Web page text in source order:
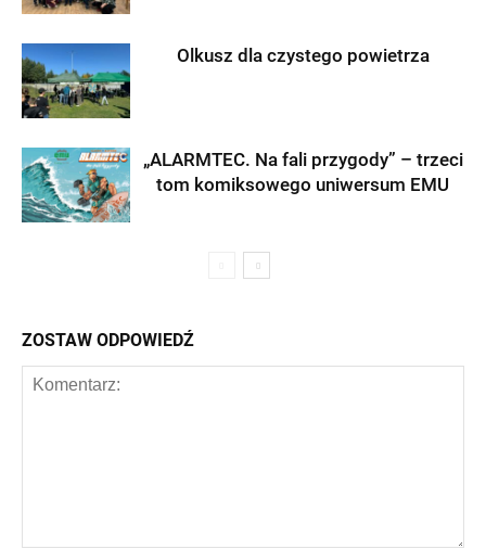
Olkusz dla czystego powietrza
„ALARMTEC. Na fali przygody” – trzeci
tom komiksowego uniwersum EMU
ZOSTAW ODPOWIEDŹ